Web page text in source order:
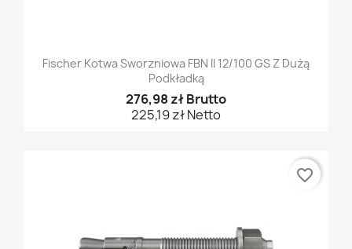
Fischer Kotwa Sworzniowa FBN II 12/100 GS Z Dużą
Podkładką
276,98 zł Brutto
225,19 zł Netto
favorite_border